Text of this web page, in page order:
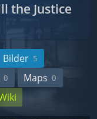
the Justice
Bilder 5
0 Maps 0